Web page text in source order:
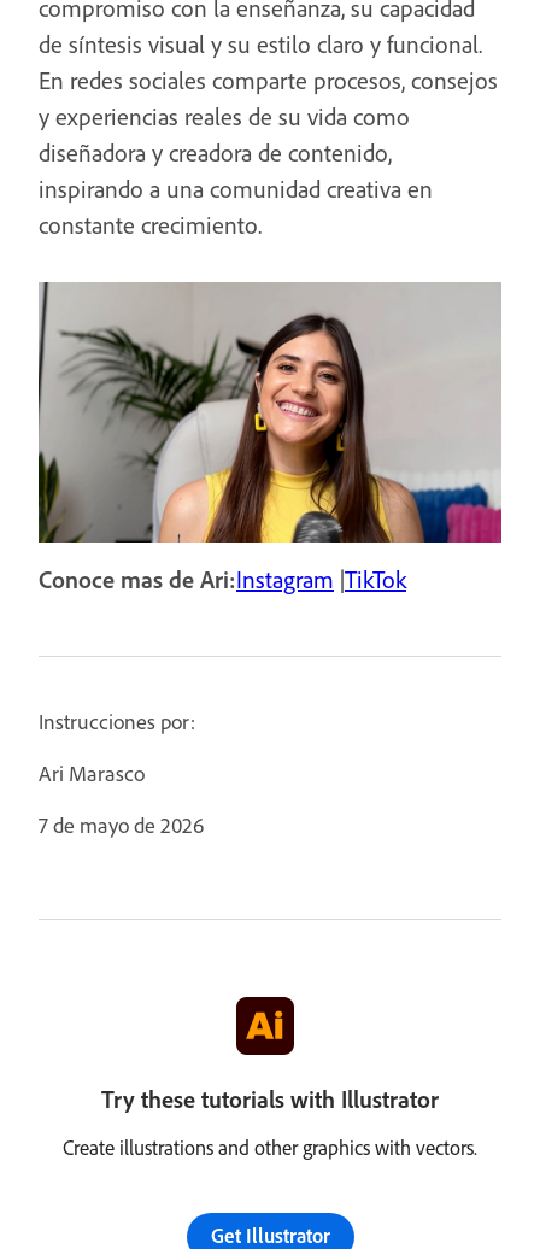
compromiso con la enseñanza, su capacidad
de síntesis visual y su estilo claro y funcional.
En redes sociales comparte procesos, consejos
y experiencias reales de su vida como
diseñadora y creadora de contenido,
inspirando a una comunidad creativa en
constante crecimiento.
Conoce mas de Ari:Instagram |TikTok
Instrucciones por:
Ari Marasco
7 de mayo de 2026
Try these tutorials with Illustrator
Create illustrations and other graphics with vectors.
Get Illustrator